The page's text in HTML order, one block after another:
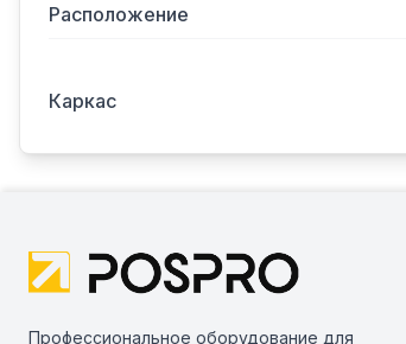
Расположение
Каркас
Профессиональное оборудование для